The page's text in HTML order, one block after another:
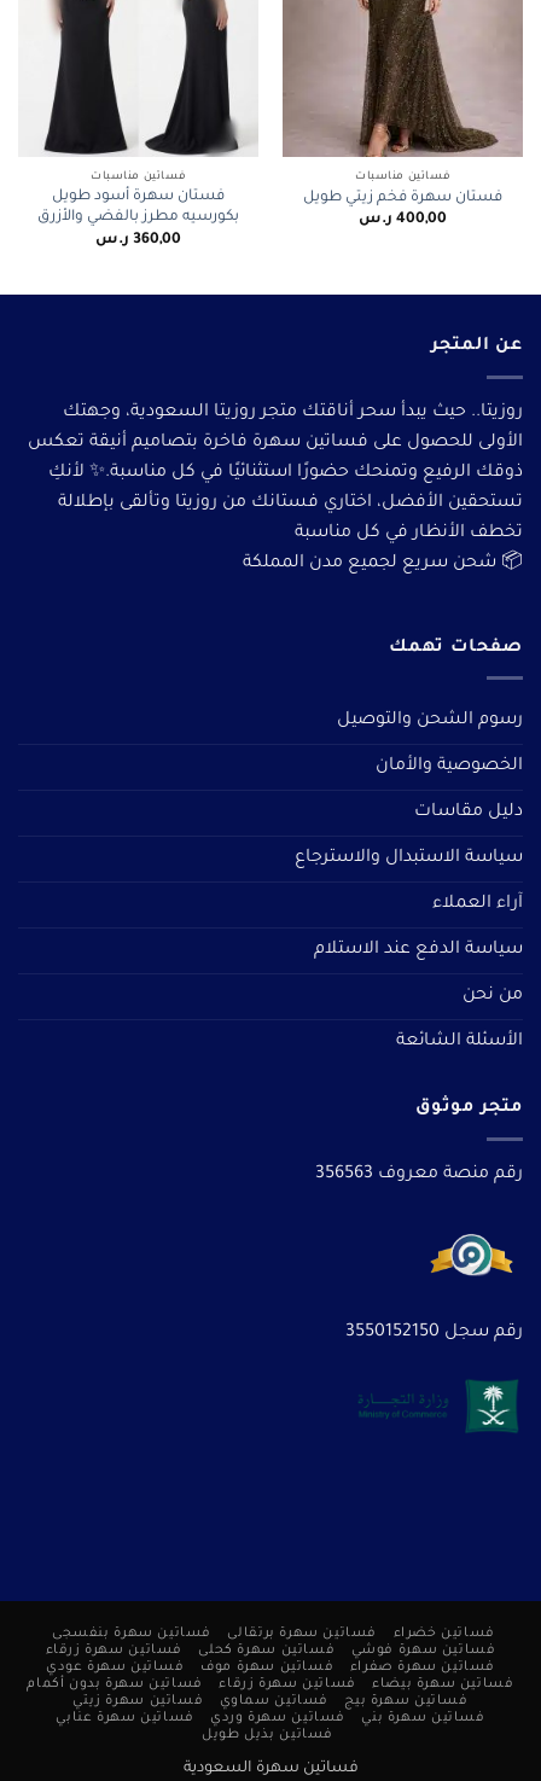
فساتين مناسبات
فستان سهرة فخم زيتي طويل
400,00 ر.س
فساتين مناسبات
فستان سهرة أسود طويل
بكورسيه مطرز بالفضي والأزرق
360,00 ر.س
عن المتجر
روزيتا.. حيث يبدأ سحر أناقتك متجر روزيتا السعودية، وجهتك
الأولى للحصول على فساتين سهرة فاخرة بتصاميم أنيقة تعكس
ذوقك الرفيع وتمنحك حضورًا استثنائيًا في كل مناسبة.✨ لأنكِ
تستحقين الأفضل، اختاري فستانك من روزيتا وتألقى بإطلالة
تخطف الأنظار في كل مناسبة
📦 شحن سريع لجميع مدن المملكة
صفحات تهمك
رسوم الشحن والتوصيل
الخصوصية والأمان
دليل مقاسات
سياسة الاستبدال والاسترجاع
آراء العملاء
سياسة الدفع عند الاستلام
من نحن
الأسئلة الشائعة
متجر موثوق
رقم منصة معروف 356563
رقم سجل 3550152150
فساتين خضراء فساتين سهرة برتقالى
فساتين سهرة بنفسجى
فساتين سهرة فوشي
فساتين سهرة كحلى
فساتين سهرة زرقاء
فساتين سهرة صفراء
فساتين سهرة موف
فساتين سهرة عودي
فساتين سهرة بيضاء
فساتين سهرة زرقاء
فساتين سهرة بدون أكمام
فساتين سهرة بيج
فساتين سماوي
فساتين سهرة زيتي
فساتين سهرة بني
فساتين سهرة وردي
فساتين سهرة عنابي
فساتين بذيل طويل
فساتين سهرة السعودية